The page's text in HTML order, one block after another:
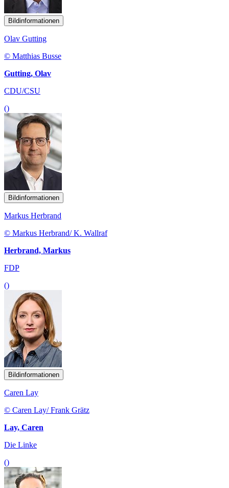
Bildinformationen
Olav Gutting
© Matthias Busse
Gutting, Olav
CDU/CSU
()
Bildinformationen
Markus Herbrand
© Markus Herbrand/ K. Wallraf
Herbrand, Markus
FDP
()
Bildinformationen
Caren Lay
© Caren Lay/ Frank Grätz
Lay, Caren
Die Linke
()